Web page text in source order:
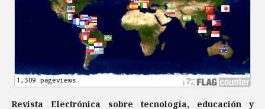
Revista Electrónica sobre tecnología, educación y